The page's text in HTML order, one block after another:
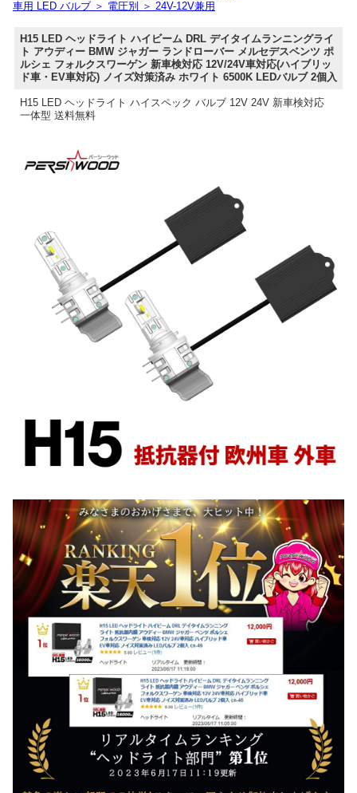
車用 LED バルブ ＞ 電圧別 ＞ 24V-12V兼用
H15 LED ヘッドライト ハイビーム DRL デイタイムランニングライ
ト アウディー BMW ジャガー ランドローバー メルセデスベンツ ポ
ルシェ フォルクスワーゲン 新車検対応 12V/24V車対応(ハイブリッ
ド車・EV車対応) ノイズ対策済み ホワイト 6500K LEDバルブ 2個入
H15 LED ヘッドライト ハイスペック バルブ 12V 24V 新車検対応
一体型 送料無料